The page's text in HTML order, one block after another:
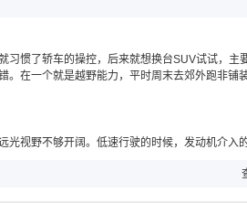
惯了轿车的操控，后来就想换台SUV试试，
在一个就是越野能力，平时周末去郊外跑非
视野不够开阔。低速行驶的时候，发动机介入